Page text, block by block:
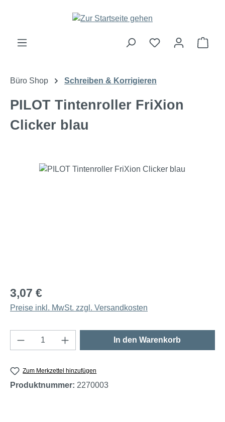
Zum Hauptinhalt springen
Büro Shop Schreiben & Korrigieren
PILOT Tintenroller FriXion
Clicker blau
Bildergalerie überspringen
3,07 €
Preise inkl. MwSt. zzgl. Versandkosten
Produkt Anzahl: Gib den gewünschten
In den Warenkorb
Zum Merkzettel hinzufügen
Produktnummer: 2270003